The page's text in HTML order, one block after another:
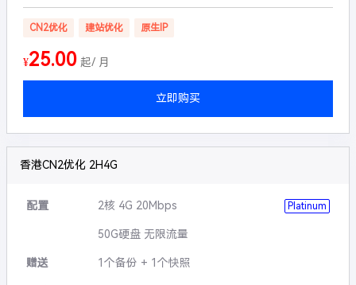
CN2优化 建站优化 原生IP
¥25.00 起/ 月
立即购买
香港CN2优化 2H4G
配置 2核 4G 20Mbps Platinum
50G硬盘 无限流量
赠送 1个备份 + 1个快照